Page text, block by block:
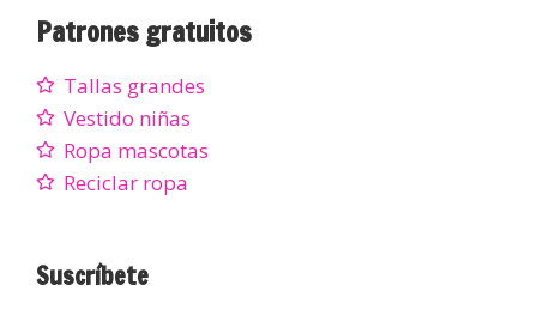
Patrones gratuitos
Tallas grandes
Vestido niñas
Ropa mascotas
Reciclar ropa
Suscríbete